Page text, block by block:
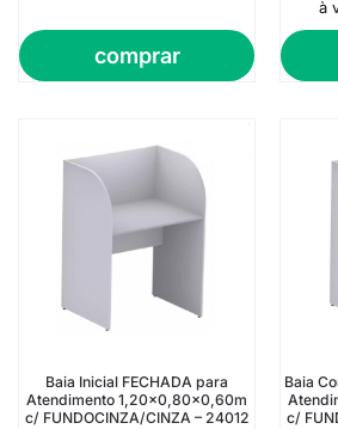
comprar
à
Baia Inicial FECHADA para
Atendimento 1,20×0,80×0,60m
c/ FUNDOCINZA/CINZA – 24012
Baia
c/